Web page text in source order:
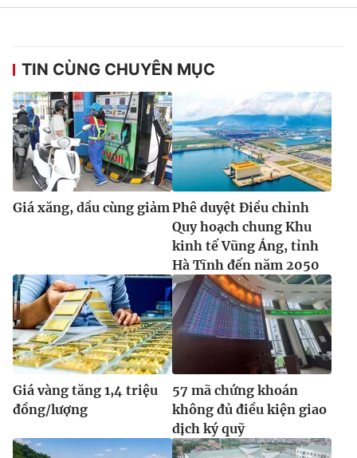
TIN CÙNG CHUYÊN MỤC
Giá xăng, dầu cùng giảmPhê duyệt Điều chỉnh
Quy hoạch chung Khu
kinh tế Vũng Áng, tỉnh
Hà Tĩnh đến năm 2050
Giá vàng tăng 1,4 triệu
đồng/lượng
57 mã chứng khoán
không đủ điều kiện giao
dịch ký quỹ